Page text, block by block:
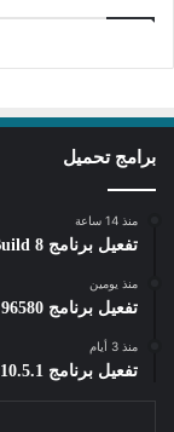
برامج تحميل
منذ 14 ساعة
تفعيل برنامج Internet Download Manager 6.43 Build 8
منذ يومين
تفعيل برنامج Ant Download Manager Pro 2.17.7 Build 96580
منذ 3 أيام
تفعيل برنامج Kotato All Video Downloader Pro 10.5.1